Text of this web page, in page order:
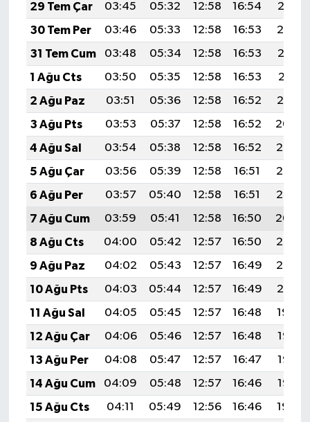
29 Tem Çar
03:45 05:32 12:58 16:54
20:15
30 Tem Per
03:46 05:33 12:58 16:53
20:14
31 Tem Cum
03:48 05:34 12:58 16:53
20:13
1 Ağu Cts
03:50 05:35 12:58 16:53
20:11
2 Ağu Paz
03:51 05:36 12:58 16:52
20:10
3 Ağu Pts
03:53 05:37 12:58 16:52
20:09
4 Ağu Sal
03:54 05:38 12:58 16:52
20:08
5 Ağu Çar
03:56 05:39 12:58 16:51
20:07
6 Ağu Per
03:57 05:40 12:58 16:51
20:06
7 Ağu Cum
03:59 05:41 12:58 16:50
20:04
8 Ağu Cts
04:00 05:42 12:57 16:50
20:03
9 Ağu Paz
04:02 05:43 12:57 16:49
20:02
10 Ağu Pts
04:03 05:44 12:57 16:49
20:01
11 Ağu Sal
04:05 05:45 12:57 16:48
19:59
12 Ağu Çar
04:06 05:46 12:57 16:48
19:58
13 Ağu Per
04:08 05:47 12:57 16:47
19:57
14 Ağu Cum
04:09 05:48 12:57 16:46
19:55
15 Ağu Cts
04:11 05:49 12:56 16:46
19:54